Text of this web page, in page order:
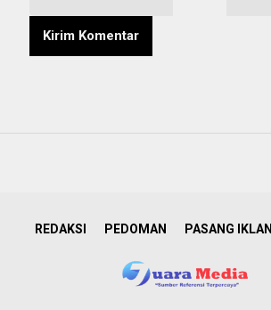
REDAKSI PEDOMAN PASANG IKLAN